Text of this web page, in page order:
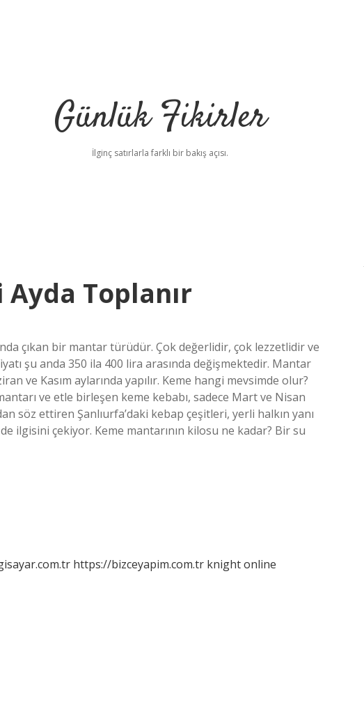
Günlük Fikirler
İlginç satırlarla farklı bir bakış açısı.
Toplanır
çıkan bir mantar türüdür. Çok değerlidir, çok lezzetlidir ve
şu anda 350 ila 400 lira arasında değişmektedir. Mantar
ve Kasım aylarında yapılır. Keme hangi mevsimde olur?
ve etle birleşen keme kebabı, sadece Mart ve Nisan
söz ettiren Şanlıurfa’daki kebap çeşitleri, yerli halkın yanı
ilgisini çekiyor. Keme mantarının kilosu ne kadar? Bir su
https://bizceyapim.com.tr knight online